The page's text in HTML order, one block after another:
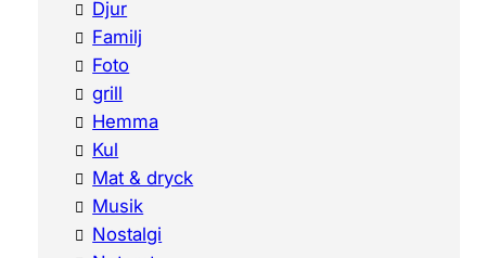
Djur
Familj
Foto
grill
Hemma
Kul
Mat & dryck
Musik
Nostalgi